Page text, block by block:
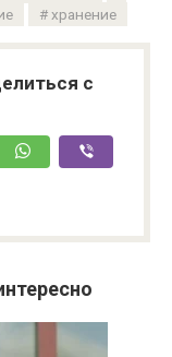
хранение
с